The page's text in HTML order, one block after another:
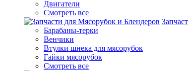
Двигатели
Смотреть все
Барабаны-терки
Венчики
Втулки шнека для мясорубок
Гайки мясорубок
Смотреть все